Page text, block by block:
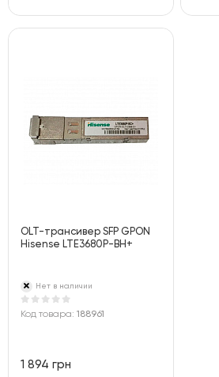
OLT-трансивер SFP GPON
Hisense LTE3680P-BH+
Нет в наличии
Код товара: 188961
1 894 грн